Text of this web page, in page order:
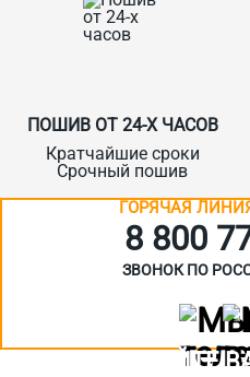
ПОШИВ ОТ 24-Х ЧАСОВ
Кратчайшие сроки
Срочный пошив
ГОРЯЧАЯ
8 800
ЗВОНОК ПО
ЗАДАЙТЕ